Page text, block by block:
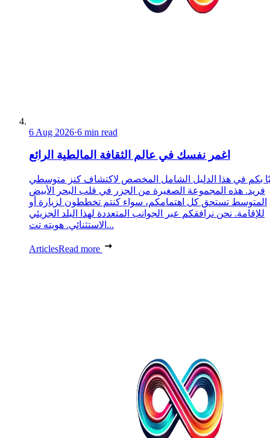
6 Aug 2026·6 min read
اغمر نفسك في عالم الثقافة المالطية الرائع
بكم في هذا الدليل الشامل المخصص لاكتشاف كنز متوسطي
فريد. هذه المجموعة الصغيرة من الجزر في قلب البحر الأبيض
المتوسط تستحق كل اهتمامكم، سواء كنتم تخططون لزيارة أو
للإقامة. نحن نرافقكم عبر الجوانب المتعددة لهذا البلد الجزيئي
الاستثنائي. هويته تت...
ArticlesRead more